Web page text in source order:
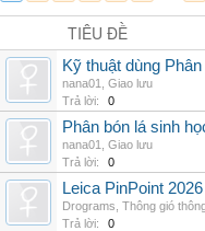
TIÊU ĐỀ
Kỹ thuật dùng
nana01
Giao lưu
Trả lời:
0
Phân bón lá sinh
nana01
Giao lưu
Trả lời:
0
Leica PinPoint
Drograms Thông gió
Trả lời:
0